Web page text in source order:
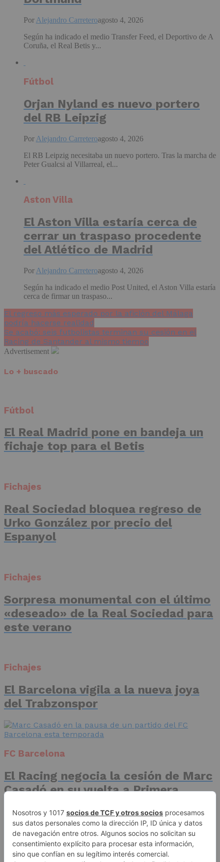
Por Alejandro Carreteroagosto 4, 2026
Según ha indicado el medio Transfer Feed, el Deportivo de A
Coruña, el Real Betis y...
Fútbol
Orjan Nyland es nuevo portero
del RB Leipzig
Por Alejandro Carreteroagosto 4, 2026
El RB Leipzig necesitaba un nuevo portero. Tras la marcha de
Peter Gualcsi al Villarreal, el...
Aston Villa
El Aston Villa estaría cerca de
cerrar un traspaso procedente
del Atlético de Madrid
Por Alejandro Carreteroagosto 4, 2026
Según ha indicado el medio Post United, el Aston Villa estaría
cerca de firmar un traspaso...
El regreso más esperado por la afición del Málaga
podría hacerse realidad
Se acabó: seis futbolistas terminan su cesión en el
Racing de Santander al mismo tiempo
Advertisement
Lo + buscado
Fútbol
El Real Madrid pone en bandeja un
fichaje top para el Betis
Fichajes
Real Sociedad bloquea regreso de
Urko González por precio del
Espanyol
Fichajes
Sorpresa monumental con el último
«deseado» de la Real Sociedad para
este verano
Fichajes
El Barcelona vigila a la nueva joya
del Trabzonspor
FC Barcelona
El Racing negocia la cesión de Marc
Casadó en su vuelta a Primera
Advertisement
Publicidad
Aviso legal